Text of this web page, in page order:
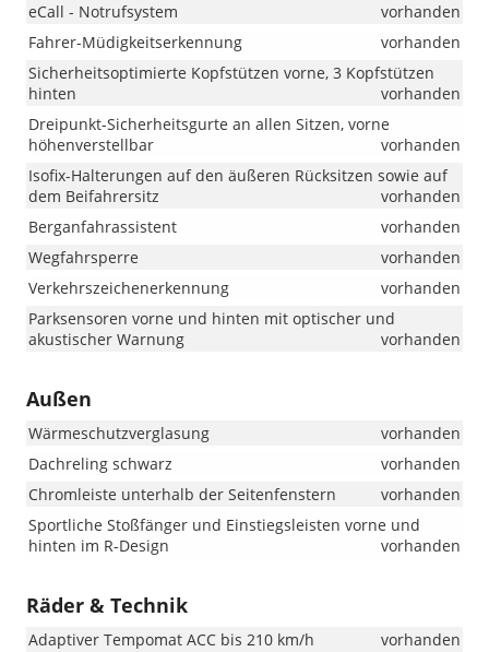
eCall - Notrufsystem
vorhanden
Fahrer-Müdigkeitserkennung
vorhanden
Sicherheitsoptimierte Kopfstützen vorne, 3 Kopfstützen
hinten
vorhanden
Dreipunkt-Sicherheitsgurte an allen Sitzen, vorne
höhenverstellbar
vorhanden
Isofix-Halterungen auf den äußeren Rücksitzen sowie auf
dem Beifahrersitz
vorhanden
Berganfahrassistent
vorhanden
Wegfahrsperre
vorhanden
Verkehrszeichenerkennung
vorhanden
Parksensoren vorne und hinten mit optischer und
akustischer Warnung
vorhanden
Außen
Wärmeschutzverglasung
vorhanden
Dachreling schwarz
vorhanden
Chromleiste unterhalb der Seitenfenstern
vorhanden
Sportliche Stoßfänger und Einstiegsleisten vorne und
hinten im R-Design
vorhanden
Räder & Technik
Adaptiver Tempomat ACC bis 210 km/h vorhanden